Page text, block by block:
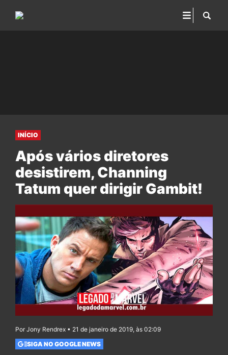
INÍCIO
Após vários diretores
desistirem, Channing
Tatum quer dirigir Gambit!
Por Jony Rendrex • 21 de janeiro de 2019, às 02:09
SIGA NO GOOGLE NEWS